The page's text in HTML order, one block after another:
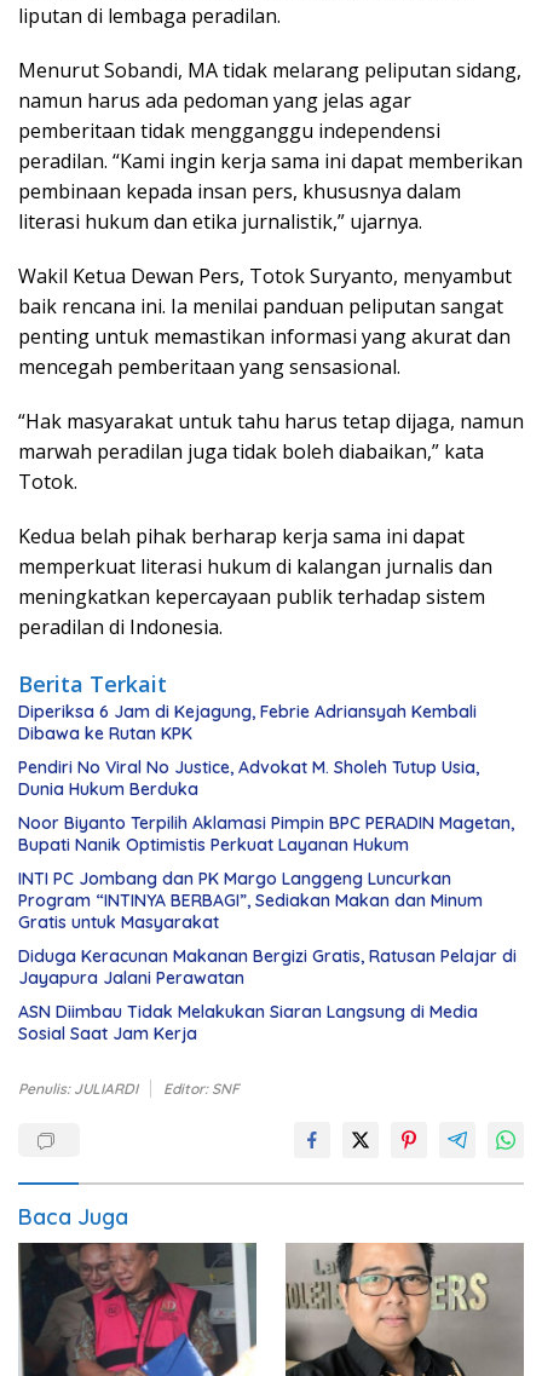
liputan di lembaga peradilan.
Menurut Sobandi, MA tidak melarang peliputan sidang,
namun harus ada pedoman yang jelas agar
pemberitaan tidak mengganggu independensi
peradilan. “Kami ingin kerja sama ini dapat memberikan
pembinaan kepada insan pers, khususnya dalam
literasi hukum dan etika jurnalistik,” ujarnya.
Wakil Ketua Dewan Pers, Totok Suryanto, menyambut
baik rencana ini. Ia menilai panduan peliputan sangat
penting untuk memastikan informasi yang akurat dan
mencegah pemberitaan yang sensasional.
“Hak masyarakat untuk tahu harus tetap dijaga, namun
marwah peradilan juga tidak boleh diabaikan,” kata
Totok.
Kedua belah pihak berharap kerja sama ini dapat
memperkuat literasi hukum di kalangan jurnalis dan
meningkatkan kepercayaan publik terhadap sistem
peradilan di Indonesia.
Berita Terkait
Diperiksa 6 Jam di Kejagung, Febrie Adriansyah Kembali
Dibawa ke Rutan KPK
Pendiri No Viral No Justice, Advokat M. Sholeh Tutup Usia,
Dunia Hukum Berduka
Noor Biyanto Terpilih Aklamasi Pimpin BPC PERADIN Magetan,
Bupati Nanik Optimistis Perkuat Layanan Hukum
INTI PC Jombang dan PK Margo Langgeng Luncurkan
Program “INTINYA BERBAGI”, Sediakan Makan dan Minum
Gratis untuk Masyarakat
Diduga Keracunan Makanan Bergizi Gratis, Ratusan Pelajar di
Jayapura Jalani Perawatan
ASN Diimbau Tidak Melakukan Siaran Langsung di Media
Sosial Saat Jam Kerja
Penulis: JULIARDI Editor: SNF
Baca Juga